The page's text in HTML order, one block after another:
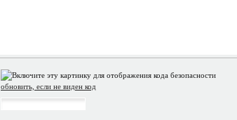
обновить, если не виден код